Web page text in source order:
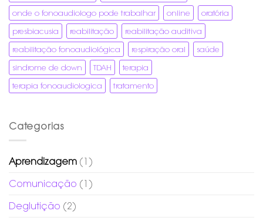
onde o fonoaudiologo pode trabalhar
online
oratória
presbiacusia
reabilitação
reabilitação auditiva
reabilitação fonoaudiológica
respiração oral
saúde
sindrome de down
TDAH
terapia
terapia fonoaudiologica
tratamento
Categorias
Aprendizagem (1)
Comunicação (1)
Deglutição (2)